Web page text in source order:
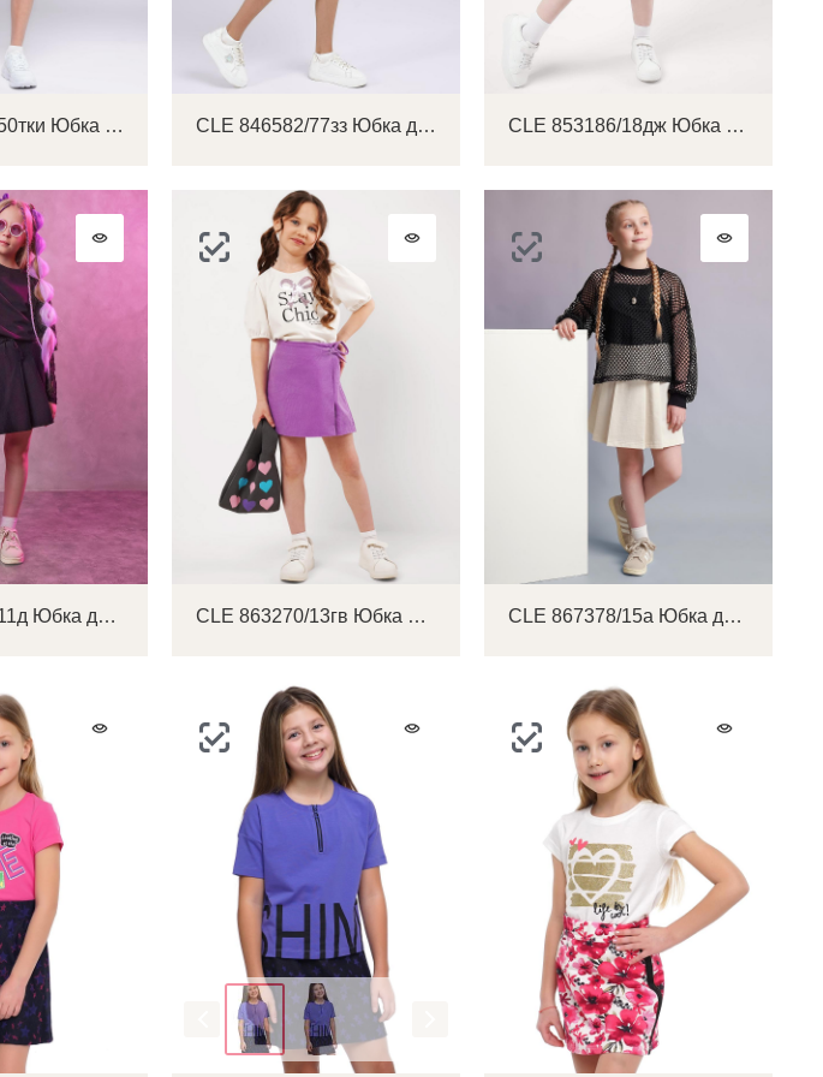
CLE 832820/50тки Юбка детская для девочки CLE 846582/77зз Юбка детская для девочки CLE 853186/18дж Юбка детская для девочки
CLE 863269/11д Юбка детская для девочки CLE 863270/13гв Юбка детская для девочки CLE 867378/15а Юбка детская для девочки